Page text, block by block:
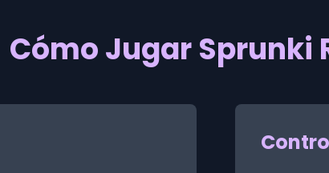
Cómo Jugar Sprunki